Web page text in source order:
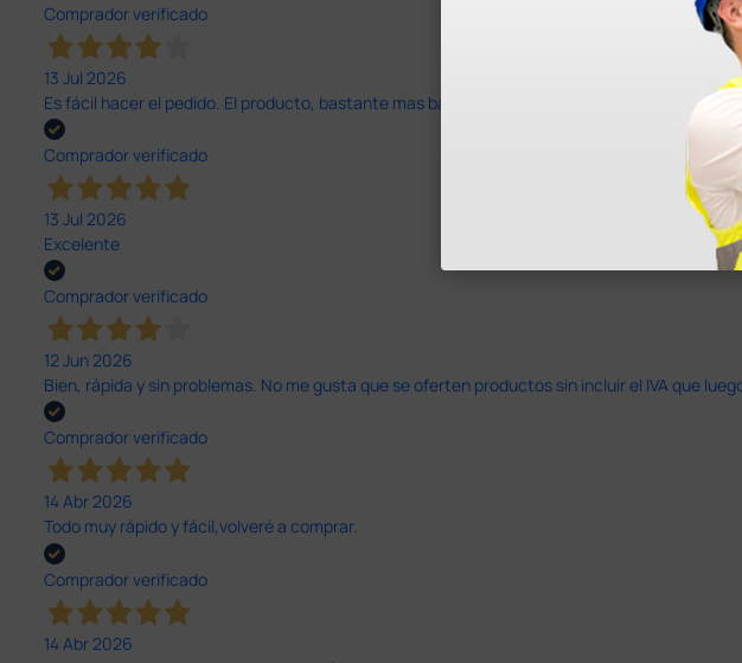
Comprador verificado
13 Jul 2026
Es fácil hacer el pedido. El producto, bastante mas barato que en otras plataformas de
Comprador verificado
13 Jul 2026
Excelente
Comprador verificado
12 Jun 2026
Bien, rápida y sin problemas. No me gusta que se oferten productos sin incluir el IVA que
Comprador verificado
14 Abr 2026
Todo muy rápido y fácil,volveré a comprar.
Comprador verificado
14 Abr 2026